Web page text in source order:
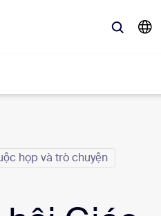
được ưa chuộng, đang thịnh
họp và trò chuyện